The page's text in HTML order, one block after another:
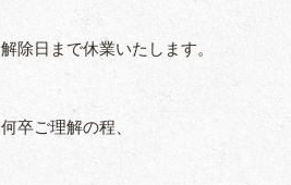
解除日まで休業いたします。
何卒ご理解の程、